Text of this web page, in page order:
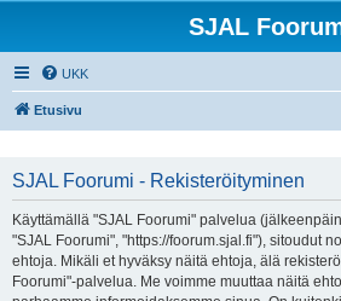
SJAL
UKK
Etusivu
SJAL Foorumi - Rekisteröityminen
Käyttämällä "SJAL Foorumi" palvelua
"SJAL Foorumi", "https://foorum.sjal.fi"), sitoudut
ehtoja. Mikäli et hyväksy näitä ehtoja, älä
Foorumi"-palvelua. Me voimme muuttaa näitä